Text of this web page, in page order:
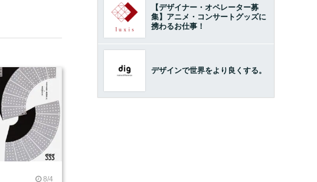
8/4
【デザイナー・オペレーター募
集】アニメ・コンサートグッズに
携わるお仕事！
デザインで世界をより良くする。